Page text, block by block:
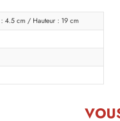
4.5 cm / Hauteur : 19 cm